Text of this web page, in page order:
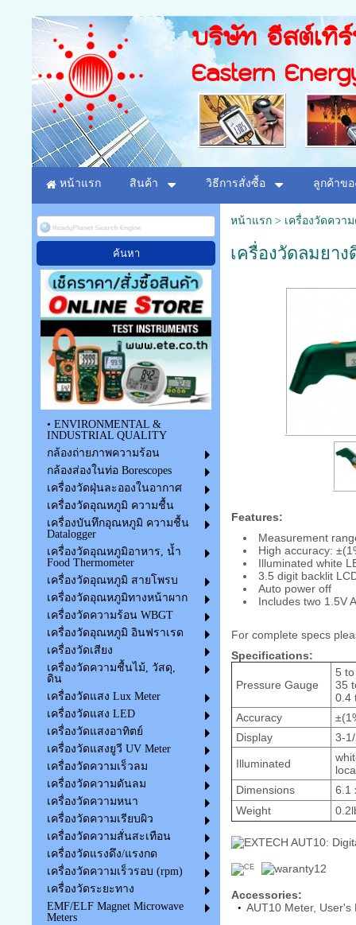
บริษัท อีสต์เทิ
Eastern
หน้าแรก สินค้า วิธีการสั่งซื้อ ลูกค้าขอ
• ENVIRONMENTAL &
INDUSTRIAL QUALITY
กล้องถ่ายภาพความร้อน
กล้องส่องในท่อ Borescopes
เครื่องวัดฝุ่นละอองในอากาศ
เครื่องวัดอุณหภูมิ ความชื้น
เครื่องบันทึกอุณหภูมิ ความชื้น
Datalogger
เครื่องวัดอุณหภูมิอาหาร, น้ำ
Food Thermometer
เครื่องวัดอุณหภูมิ สายโพรบ
เครื่องวัดอุณหภูมิทางหน้าผาก
เครื่องวัดความร้อน WBGT
เครื่องวัดอุณหภูมิ อินฟราเรด
เครื่องวัดเสียง
เครื่องวัดความชื้นไม้, วัสดุ,
ดิน
เครื่องวัดแสง Lux Meter
เครื่องวัดแสง LED
เครื่องวัดแสงอาทิตย์
เครื่องวัดแสงยูวี UV Meter
เครื่องวัดความเร็วลม
เครื่องวัดความดันลม
เครื่องวัดความหนา
เครื่องวัดความเรียบผิว
เครื่องวัดความสั่นสะเทือน
เครื่องวัดแรงดึง/แรงกด
เครื่องวัดความเร็วรอบ (rpm)
เครื่องวัดระยะทาง
EMF/ELF Magnet Microwave
Meters
หน้าแรก> เครื่องวัดควา
เครื่องวัดลมยาง
Features:
Measurement
High accuracy:
Illuminated white
3.5 digit backlit
Auto power off
Includes two 1.5V
For complete specs
Specifications:
Pressure Gauge
5
35
0.4
Accuracy
Display
3-
Illuminated
Dimensions
6.1
Weight
Accessories:
• AUT10 Meter, User's